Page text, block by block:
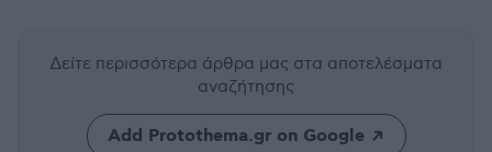
Δείτε περισσότερα άρθρα μας στα αποτελέσματα
αναζήτησης
Add Protothema.gr on Google